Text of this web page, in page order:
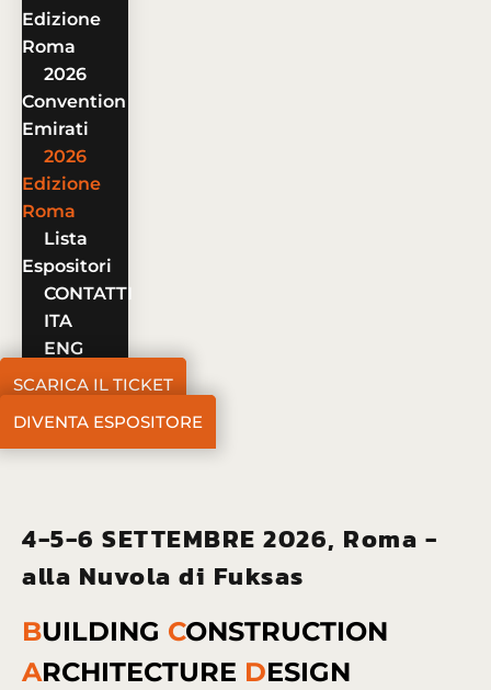
Edizione
Roma
2026
Convention
Emirati
2026
Edizione
Roma
Lista
Espositori
CONTATTI
ITA
ENG
SCARICA IL TICKET
DIVENTA ESPOSITORE
4-5-6 SETTEMBRE 2026, Roma -
alla Nuvola di Fuksas
BUILDING CONSTRUCTION
ARCHITECTURE DESIGN